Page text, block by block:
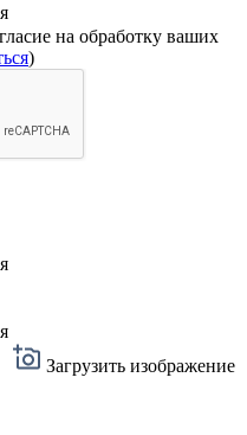
на обработку ваших
)
Загрузить изображение